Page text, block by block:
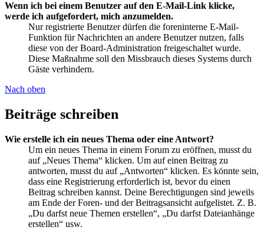
Wenn ich bei einem Benutzer auf den E-Mail-Link klicke,
werde ich aufgefordert, mich anzumelden.
Nur registrierte Benutzer dürfen die foreninterne E-Mail-
Funktion für Nachrichten an andere Benutzer nutzen, falls
diese von der Board-Administration freigeschaltet wurde.
Diese Maßnahme soll den Missbrauch dieses Systems durch
Gäste verhindern.
Nach oben
Beiträge schreiben
Wie erstelle ich ein neues Thema oder eine Antwort?
Um ein neues Thema in einem Forum zu eröffnen, musst du
auf „Neues Thema“ klicken. Um auf einen Beitrag zu
antworten, musst du auf „Antworten“ klicken. Es könnte sein,
dass eine Registrierung erforderlich ist, bevor du einen
Beitrag schreiben kannst. Deine Berechtigungen sind jeweils
am Ende der Foren- und der Beitragsansicht aufgelistet. Z. B.
„Du darfst neue Themen erstellen“, „Du darfst Dateianhänge
erstellen“ usw.